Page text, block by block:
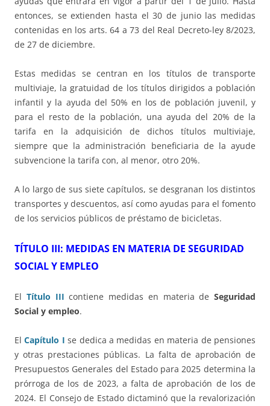
entonces, se extienden hasta el 30 de junio las medidas
contenidas en los arts. 64 a 73 del Real Decreto-ley 8/2023,
de 27 de diciembre.
Estas medidas se centran en los títulos de transporte
multiviaje, la gratuidad de los títulos dirigidos a población
infantil y la ayuda del 50% en los de población juvenil, y
para el resto de la población, una ayuda del 20% de la
tarifa en la adquisición de dichos títulos multiviaje,
siempre que la administración beneficiaria de la ayude
subvencione la tarifa con, al menor, otro 20%.
A lo largo de sus siete capítulos, se desgranan los distintos
transportes y descuentos, así como ayudas para el fomento
de los servicios públicos de préstamo de bicicletas.
TÍTULO III: MEDIDAS EN MATERIA DE SEGURIDAD
SOCIAL Y EMPLEO
El Título III contiene medidas en materia de Seguridad
Social y empleo.
ElCapítulo I se dedica a medidas en materia de pensiones
y otras prestaciones públicas. La falta de aprobación de
Presupuestos Generales del Estado para 2025 determina la
prórroga de los de 2023, a falta de aprobación de los de
2024. El Consejo de Estado dictaminó que la revalorización